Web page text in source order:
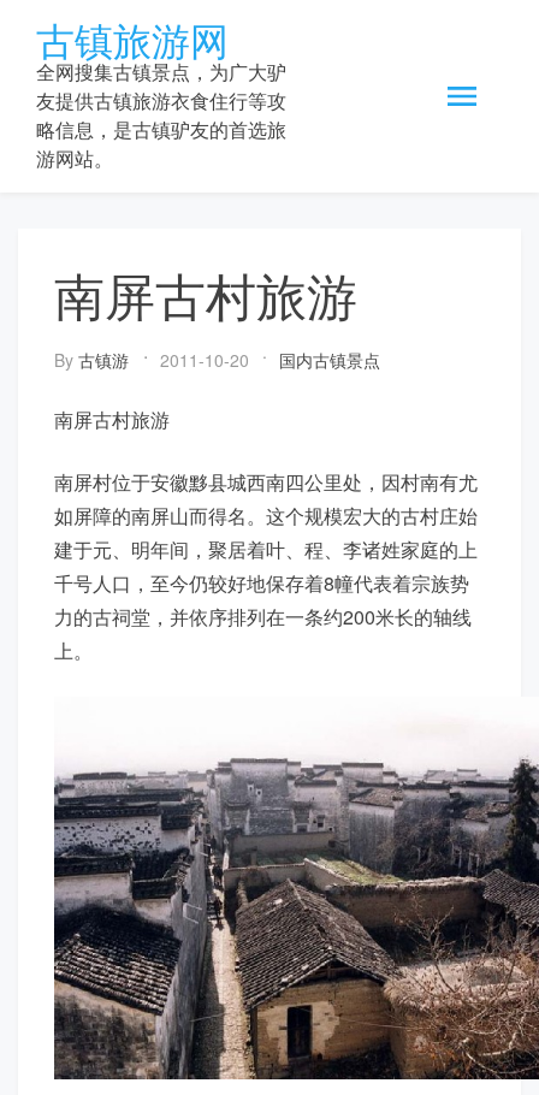
content
古镇旅游网
全网搜集古镇景点，为广大驴
友提供古镇旅游衣食住行等攻
略信息，是古镇驴友的首选旅
游网站。
南屏古村旅游
By 古镇游 2011-10-20 国内古镇景点
南屏古村旅游
南屏村位于安徽黟县城西南四公里处，因村南有尤
如屏障的南屏山而得名。这个规模宏大的古村庄始
建于元、明年间，聚居着叶、程、李诸姓家庭的上
千号人口，至今仍较好地保存着8幢代表着宗族势
力的古祠堂，并依序排列在一条约200米长的轴线
上。